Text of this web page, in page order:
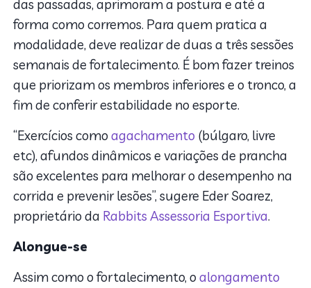
das passadas, aprimoram a postura e até a
forma como corremos. Para quem pratica a
modalidade, deve realizar de duas a três sessões
semanais de fortalecimento. É bom fazer treinos
que priorizam os membros inferiores e o tronco, a
fim de conferir estabilidade no esporte.
“Exercícios comoagachamento (búlgaro, livre
etc), afundos dinâmicos e variações de prancha
são excelentes para melhorar o desempenho na
corrida e prevenir lesões”, sugere Eder Soarez,
proprietário da Rabbits Assessoria Esportiva.
Alongue-se
Assim como o fortalecimento, oalongamento